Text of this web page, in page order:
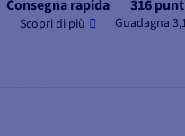
Consegna rapida
Scopri di più
316
Guadagna